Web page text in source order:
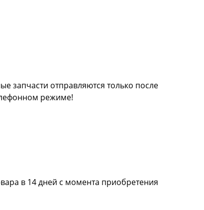
запчасти отправляются только после
режиме!
в 14 дней с момента приобретения